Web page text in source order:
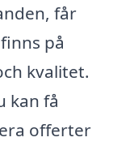
får
på
kvalitet.
kan få
offerter